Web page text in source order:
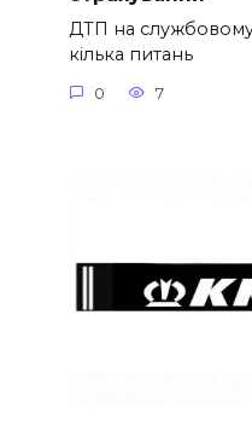
ДТП на
кілька питань
0 7